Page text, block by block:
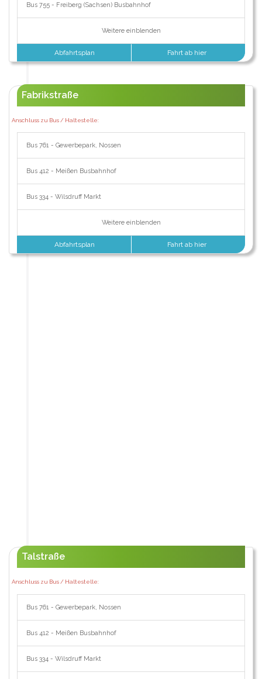
Bus 755 - Freiberg (Sachsen) Busbahnhof
Weitere einblenden
Abfahrtsplan Fahrt ab hier
Fabrikstraße
Anschluss zu Bus / Haltestelle:
Bus 761 - Gewerbepark, Nossen
Bus 412 - Meißen Busbahnhof
Bus 334 - Wilsdruff Markt
Weitere einblenden
Abfahrtsplan Fahrt ab hier
Talstraße
Anschluss zu Bus / Haltestelle:
Bus 761 - Gewerbepark, Nossen
Bus 412 - Meißen Busbahnhof
Bus 334 - Wilsdruff Markt